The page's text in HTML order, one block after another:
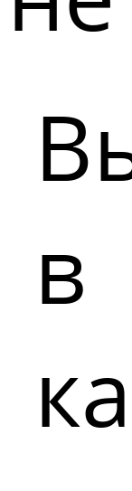
в